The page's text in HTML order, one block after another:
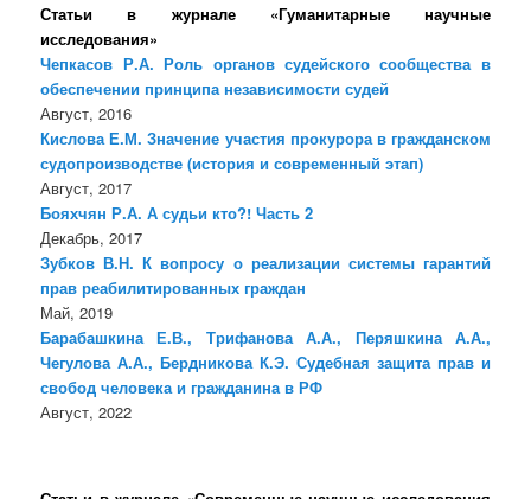
Статьи в журнале «Гуманитарные научные
исследования»
Чепкасов Р.А. Роль органов судейского сообщества в
обеспечении принципа независимости судей
Август, 2016
Кислова Е.М. Значение участия прокурора в гражданском
судопроизводстве (история и современный этап)
Август, 2017
Бояхчян Р.А. А судьи кто?! Часть 2
Декабрь, 2017
Зубков В.Н. К вопросу о реализации системы гарантий
прав реабилитированных граждан
Май, 2019
Барабашкина Е.В., Трифанова А.А., Перяшкина А.А.,
Чегулова А.А., Бердникова К.Э. Судебная защита прав и
свобод человека и гражданина в РФ
Август, 2022